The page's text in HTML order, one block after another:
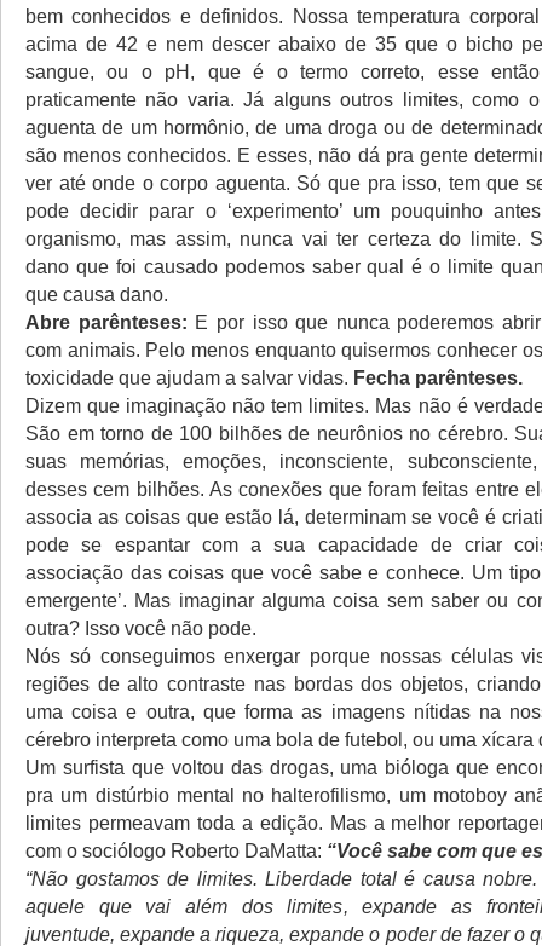
bem conhecidos e definidos. Nossa temperatura
acima de 42 e nem descer abaixo de 35 que o bicho
sangue, ou o pH, que é o termo correto, esse
praticamente não varia. Já alguns outros limites, como
aguenta de um hormônio, de uma droga ou de
são menos conhecidos. E esses, não dá pra gente
ver até onde o corpo aguenta. Só que pra isso, tem que
pode decidir parar o ‘experimento’ um pouquinho
organismo, mas assim, nunca vai ter certeza do limite.
dano que foi causado podemos saber qual é o limite
que causa dano.
Abre parênteses: E por isso que nunca poderemos
com animais. Pelo menos enquanto quisermos conhecer
toxicidade que ajudam a salvar vidas. Fecha parênteses.
Dizem que imaginação não tem limites. Mas não é
São em torno de 100 bilhões de neurônios no cérebro.
suas memórias, emoções, inconsciente,
desses cem bilhões. As conexões que foram feitas entre
associa as coisas que estão lá, determinam se você é
pode se espantar com a sua capacidade de criar
associação das coisas que você sabe e conhece. Um tipo
emergente’. Mas imaginar alguma coisa sem saber ou
outra? Isso você não pode.
Nós só conseguimos enxergar porque nossas células
regiões de alto contraste nas bordas dos objetos,
uma coisa e outra, que forma as imagens nítidas na
cérebro interpreta como uma bola de futebol, ou uma xícara
Um surfista que voltou das drogas, uma bióloga que
pra um distúrbio mental no halterofilismo, um motoboy
limites permeavam toda a edição. Mas a melhor
com o sociólogo Roberto DaMatta: “Você sabe com que
“Não gostamos de limites. Liberdade total é causa
aquele que vai além dos limites, expande as
juventude, expande a riqueza, expande o poder de fazer o